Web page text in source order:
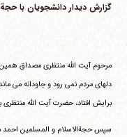
گزارش دیدار دانشجویان با
مرحوم آیت الله منتظری مصداق
دلهای مردم نمی رود و جاودانه می
برایش افتاد، حضرت آیت الله
سپس حجةالاسلام و المسلمین